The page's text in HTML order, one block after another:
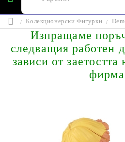
Колекционерски Фигурки
Изпращаме
следващия работен
зависи от заетостта